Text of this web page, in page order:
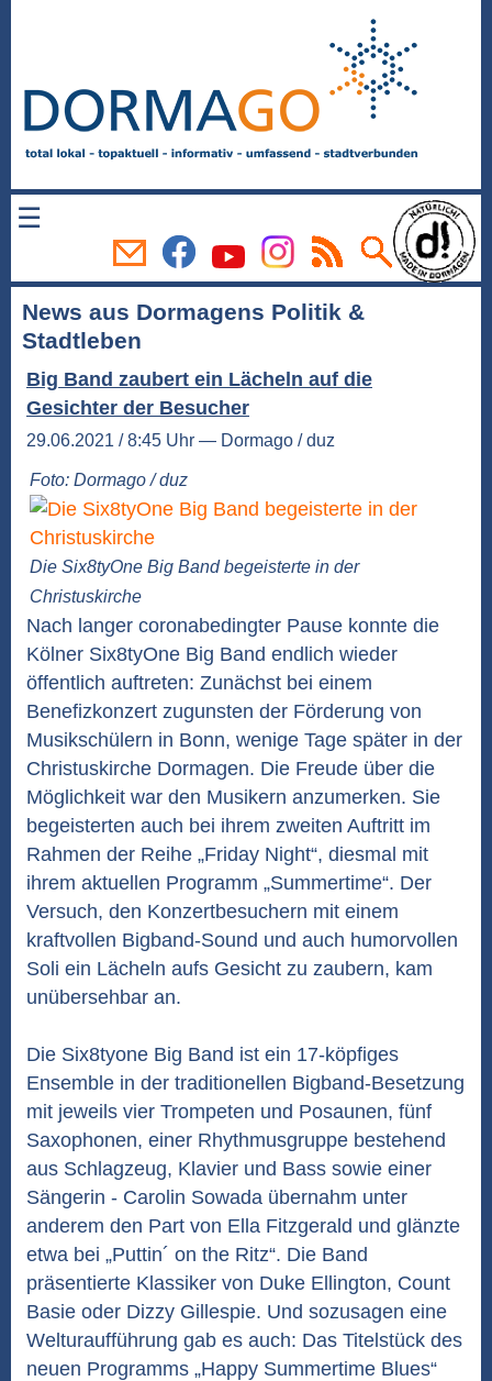
☰
News aus Dormagens Politik &
Stadtleben
Big Band zaubert ein Lächeln auf die
Gesichter der Besucher
29.06.2021 / 8:45 Uhr — Dormago / duz
Foto: Dormago / duz
Die Six8tyOne Big Band begeisterte in der
Christuskirche
Nach langer coronabedingter Pause konnte die
Kölner Six8tyOne Big Band endlich wieder
öffentlich auftreten: Zunächst bei einem
Benefizkonzert zugunsten der Förderung von
Musikschülern in Bonn, wenige Tage später in der
Christuskirche Dormagen. Die Freude über die
Möglichkeit war den Musikern anzumerken. Sie
begeisterten auch bei ihrem zweiten Auftritt im
Rahmen der Reihe „Friday Night“, diesmal mit
ihrem aktuellen Programm „Summertime“. Der
Versuch, den Konzertbesuchern mit einem
kraftvollen Bigband-Sound und auch humorvollen
Soli ein Lächeln aufs Gesicht zu zaubern, kam
unübersehbar an.
Die Six8tyone Big Band ist ein 17-köpfiges
Ensemble in der traditionellen Bigband-Besetzung
mit jeweils vier Trompeten und Posaunen, fünf
Saxophonen, einer Rhythmusgruppe bestehend
aus Schlagzeug, Klavier und Bass sowie einer
Sängerin - Carolin Sowada übernahm unter
anderem den Part von Ella Fitzgerald und glänzte
etwa bei „Puttin´ on the Ritz“. Die Band
präsentierte Klassiker von Duke Ellington, Count
Basie oder Dizzy Gillespie. Und sozusagen eine
Welturaufführung gab es auch: Das Titelstück des
neuen Programms „Happy Summertime Blues“